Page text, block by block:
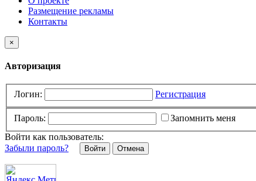
Размещение рекламы
Контакты
×
Авторизация
Логин: Регистрация
Пароль:
Запомнить меня
Войти как пользователь:
Забыли пароль?
Отмена